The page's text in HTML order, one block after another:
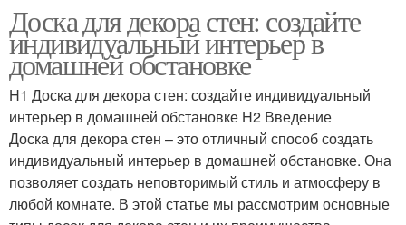
Доска для декора стен: создайте
индивидуальный интерьер в
домашней обстановке
H1 Доска для декора стен: создайте индивидуальный
интерьер в домашней обстановке H2 Введение
Доска для декора стен – это отличный способ создать
индивидуальный интерьер в домашней обстановке. Она
позволяет создать неповторимый стиль и атмосферу в
любой комнате. В этой статье мы рассмотрим основные